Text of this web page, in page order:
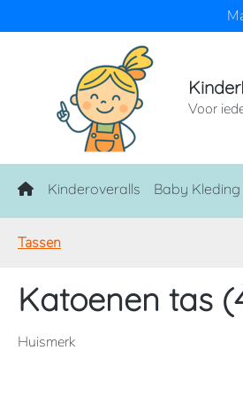
Voor
Home
Kinderoveralls Baby Kleding
Tassen
Katoenen tas
Huismerk